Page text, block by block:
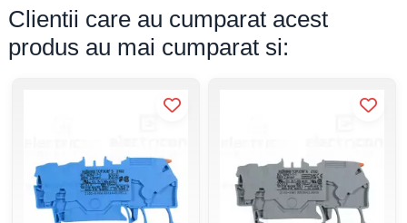
Clientii care au cumparat acest
produs au mai cumparat si: